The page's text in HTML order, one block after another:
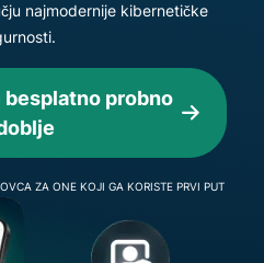
najmodernije kibernetičke
probno
ZA ONE KOJI GA KORISTE PRVI PUT